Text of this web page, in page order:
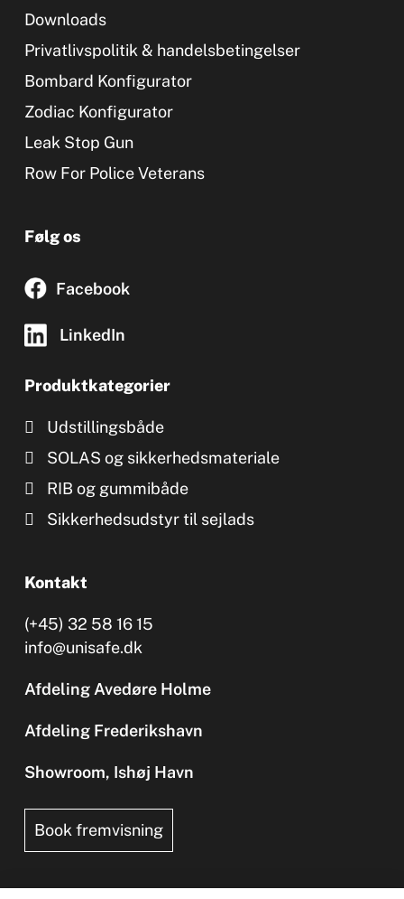
Downloads
Privatlivspolitik & handelsbetingelser
Bombard Konfigurator
Zodiac Konfigurator
Leak Stop Gun
Row For Police Veterans
Følg os
Facebook
LinkedIn
Produktkategorier
Udstillingsbåde
SOLAS og sikkerhedsmateriale
RIB og gummibåde
Sikkerhedsudstyr til sejlads
Kontakt
(+45) 32 58 16 15
info@unisafe.dk
Afdeling Avedøre Holme
Afdeling Frederikshavn
Showroom, Ishøj Havn
Book fremvisning